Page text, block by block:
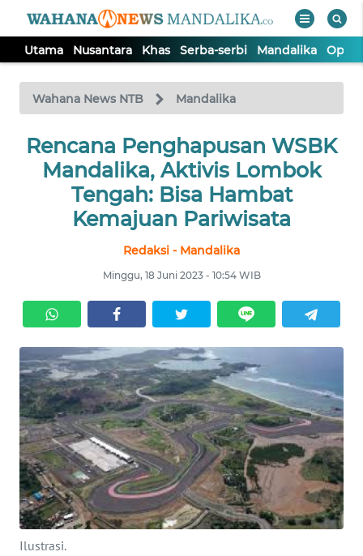
Utama Nusantara Khas Serba-serbi Mandalika Opini
Wahana News NTB Mandalika
Rencana Penghapusan WSBK
Mandalika, Aktivis Lombok
Tengah: Bisa Hambat
Kemajuan Pariwisata
Redaksi - Mandalika
Minggu, 18 Juni 2023 - 10:54 WIB
Ilustrasi.
TV
Tutup
UTAMA
NUSANTARA
SERBI
MANDALIKA
OPINI
Informasi
INDEKS
BERITA
KONTAK
KAMI